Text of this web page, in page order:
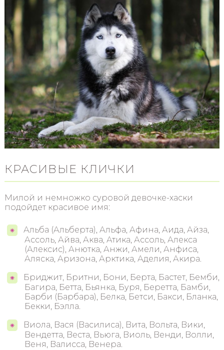
КРАСИВЫЕ КЛИЧКИ
Милой и немножко суровой девочке-хаски
подойдет красивое имя:
Альба (Альберта), Альфа, Афина, Аида, Айза,
Ассоль, Айва, Аква, Атика, Ассоль, Алекса
(Алексис), Анютка, Анжи, Амели, Анфиса,
Аляска, Аризона, Арктика, Аделия, Акира.
Бриджит, Бритни, Бони, Берта, Бастет, Бемби,
Багира, Бетта, Бьянка, Буря, Беретта, Бамби,
Барби (Барбара), Белка, Бетси, Бакси, Бланка,
Бекки, Бэлла.
Виола, Вася (Василиса), Вита, Вольта, Вики,
Вендетта, Веста, Вьюга, Виоль, Венди, Волли,
Веня, Валисса, Венера.